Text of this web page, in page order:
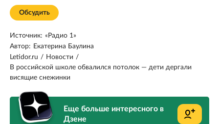
Обсудить
Источник: «Радио 1»
Автор: Екатерина Баулина
Letidor.ru / Новости /
В российской школе обвалился потолок — дети дергали
висящие снежинки
Еще больше интересного в
Дзене